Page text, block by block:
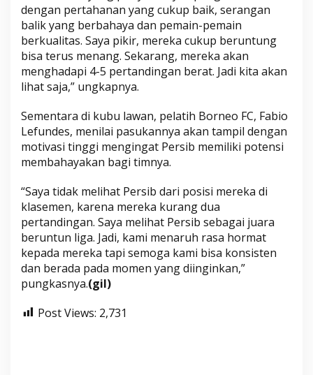
dengan pertahanan yang cukup baik, serangan
balik yang berbahaya dan pemain-pemain
berkualitas. Saya pikir, mereka cukup beruntung
bisa terus menang. Sekarang, mereka akan
menghadapi 4-5 pertandingan berat. Jadi kita akan
lihat saja,” ungkapnya.
Sementara di kubu lawan, pelatih Borneo FC, Fabio
Lefundes, menilai pasukannya akan tampil dengan
motivasi tinggi mengingat Persib memiliki potensi
membahayakan bagi timnya.
“Saya tidak melihat Persib dari posisi mereka di
klasemen, karena mereka kurang dua
pertandingan. Saya melihat Persib sebagai juara
beruntun liga. Jadi, kami menaruh rasa hormat
kepada mereka tapi semoga kami bisa konsisten
dan berada pada momen yang diinginkan,”
pungkasnya.(gil)
Post Views: 2,731